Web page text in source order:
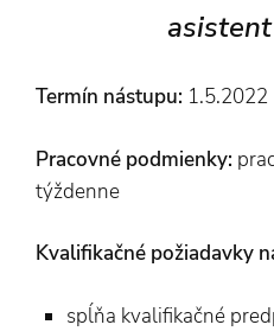
Termín nástupu: 1.5.2022
Pracovné podmienky:
týždenne
Kvalifikačné požiadavky
spĺňa kvalifikačné